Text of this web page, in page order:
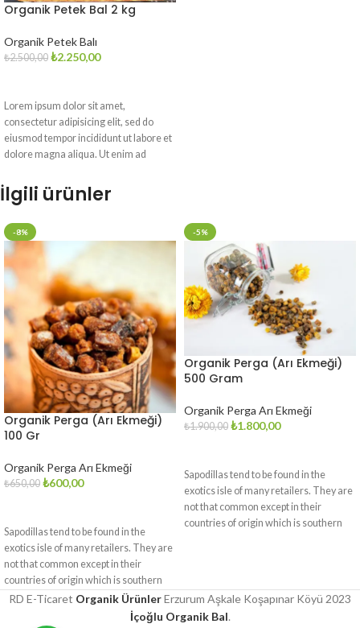
Organik Petek Bal 2 kg
Organik Petek Balı
₺2.500,00 ₺2.250,00
Lorem ipsum dolor sit amet,
consectetur adipisicing elit, sed do
eiusmod tempor incididunt ut labore et
dolore magna aliqua. Ut enim ad
exercitation ullamco,Proin lectus
ipsum, gravida et mattis vulputate,
İlgili ürünler
-8%
Organik Perga (Arı Ekmeği)
100 Gr
Organik Perga Arı Ekmeği
₺650,00 ₺600,00
Sapodillas tend to be found in the
exotics isle of many retailers. They are
not that common except in their
countries of origin which is southern
Mexico and Central America (Panama,
Peurto Rica). Where they are endemic,
-5%
Organik Perga (Arı Ekmeği)
500 Gram
Organik Perga Arı Ekmeği
₺1.900,00 ₺1.800,00
Sapodillas tend to be found in the
exotics isle of many retailers. They are
not that common except in their
countries of origin which is southern
hispanic language. You find the tree in
low and coastal forests.
RD E-Ticaret Organik ÜrünlerErzurum Aşkale Koşapınar Köyü 2023
İçoğlu Organik Bal.